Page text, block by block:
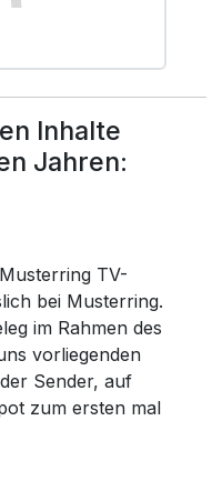
Inhalte
Jahren:
TV-
bei Musterring.
im Rahmen des
vorliegenden
Sender, auf
zum ersten mal